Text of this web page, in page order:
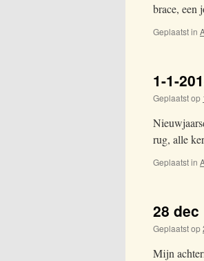
brace, een
Geplaatst in
1-1-
Geplaatst op
rug, alle
Geplaatst in
28 dec
Geplaatst op
Mijn